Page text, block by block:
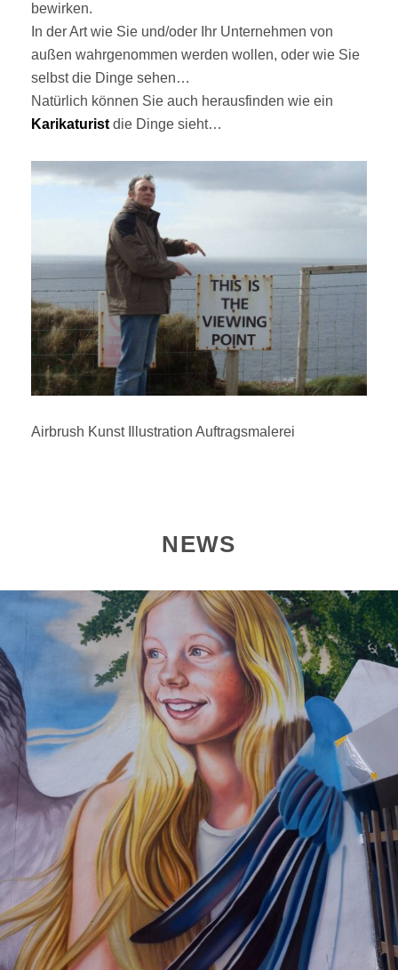
bewirken.
In der Art wie Sie und/oder Ihr Unternehmen von
außen wahrgenommen werden wollen, oder wie Sie
selbst die Dinge sehen…
Natürlich können Sie auch herausfinden wie ein
Karikaturist die Dinge sieht…
Airbrush Kunst Illustration Auftragsmalerei
NEWS